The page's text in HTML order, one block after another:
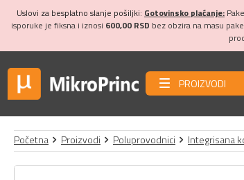
Uslovi za besplatno slanje pošiljki: Gotovinsko plaćanje:
isporuke je fiksna i iznosi 600,00 RSD bez obzira na masu
PROIZVODI
Početna Proizvodi Poluprovodnici Integrisana